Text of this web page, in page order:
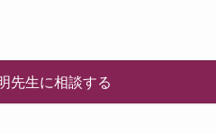
先生に相談する